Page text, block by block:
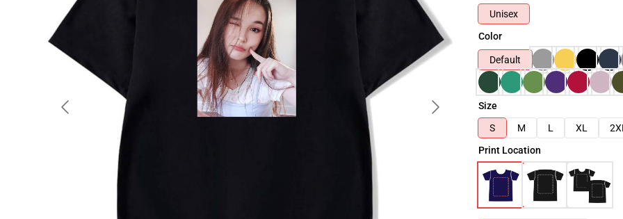
Unisex
Color
Default
Size
S
M L XL
Print Location